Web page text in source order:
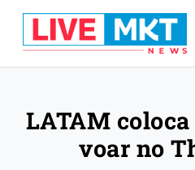
LATAM
voar no